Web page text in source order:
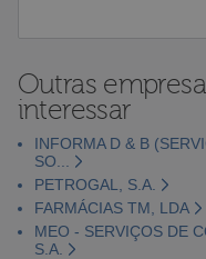
Outras
interessar
INFORMA D & B
SO...
PETROGAL, S.A.
FARMÁCIAS TM, LDA
MEO - SERVIÇOS DE
S.A.